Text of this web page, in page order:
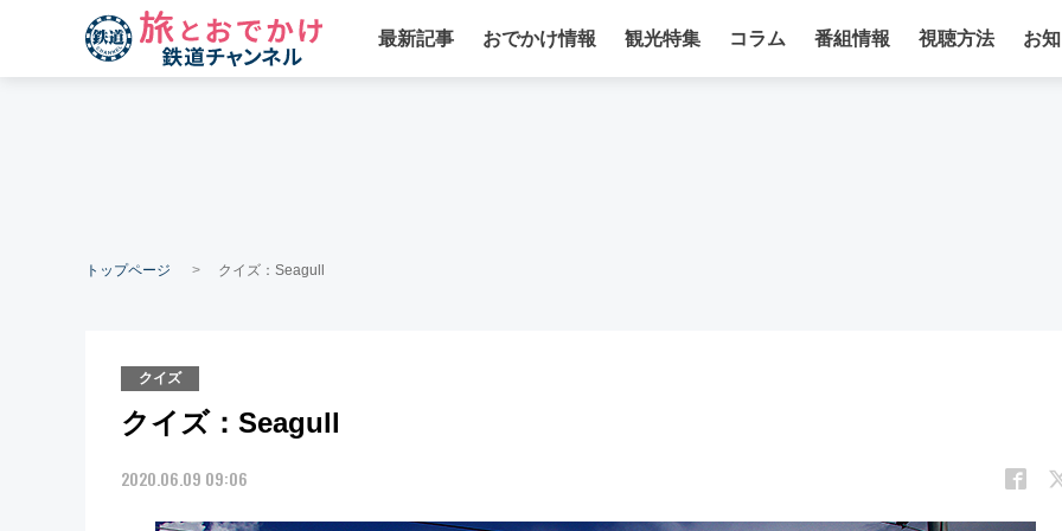
最新記事 おでかけ情報 観光特集 コラム 番組情報 視聴方法 お
トップページ クイズ：Seagull
クイズ
クイズ：Seagull
2020.06.09 09:06